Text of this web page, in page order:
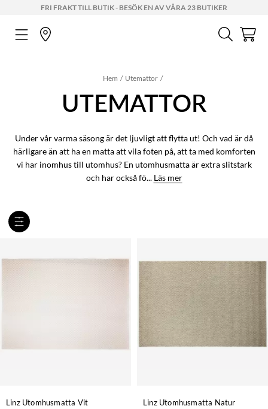
FRI FRAKT TILL BUTIK - BESÖK EN AV VÅRA 23 BUTIKER
Hem Utemattor
UTEMATTOR
Under vår varma säsong är det ljuvligt att flytta ut! Och vad är då
härligare än att ha en matta att vila foten på, att ta med komforten
vi har inomhus till utomhus? En utomhusmatta är extra slitstark
och har också fö... Läs mer
Linz Utomhusmatta Vit Linz Utomhusmatta Natur